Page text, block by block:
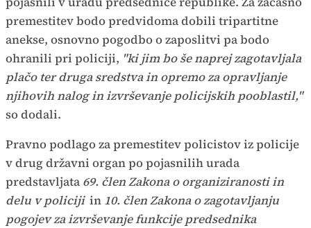
premestitev bodo predvidoma dobili tripartitne
anekse, osnovno pogodbo o zaposlitvi pa bodo
ohranili pri policiji, "ki jim bo še naprej zagotavljala
plačo ter druga sredstva in opremo za opravljanje
njihovih nalog in izvrševanje policijskih pooblastil,"
so dodali.
Pravno podlago za premestitev policistov iz policije
v drug državni organ po pojasnilih urada
predstavljata 69. člen Zakona o organiziranosti in
delu v policiji in 10. člen Zakona o zagotavljanju
pogojev za izvrševanje funkcije predsednika